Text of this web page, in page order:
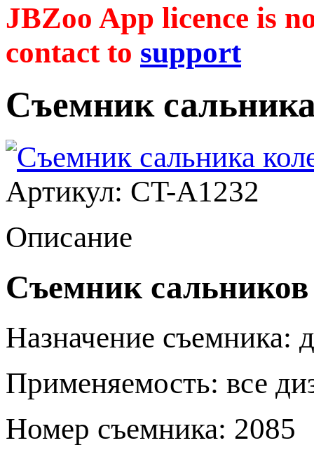
JBZoo App licence is
contact to support
Съемник
Артикул: CT-A1232
Описание
Съемник
Назначение съемника:
Применяемость: все
Номер съемника: 2085